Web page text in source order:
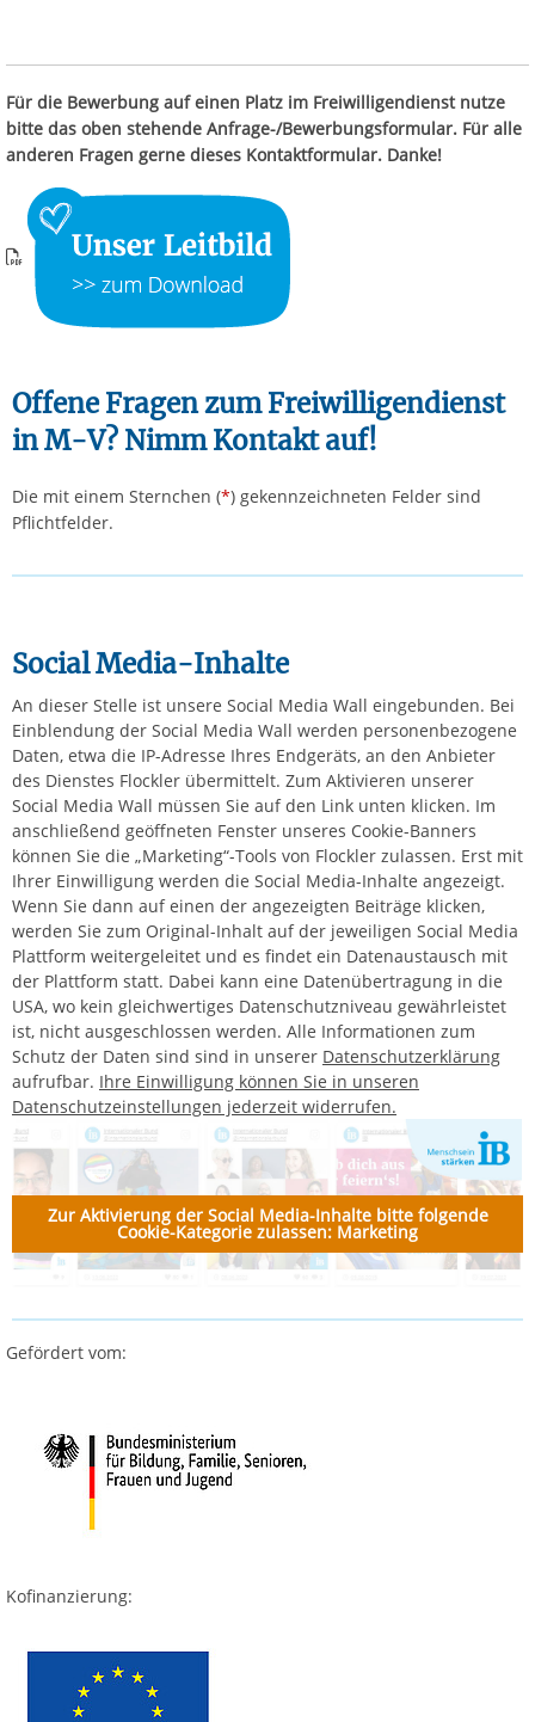
Für die Bewerbung auf einen Platz im Freiwilligendienst nutze
bitte das oben stehende Anfrage-/Bewerbungsformular. Für alle
anderen Fragen gerne dieses Kontaktformular. Danke!
Offene Fragen zum Freiwilligendienst
in M-V? Nimm Kontakt auf!
Die mit einem Sternchen (*) gekennzeichneten Felder sind
Pflichtfelder.
Social Media-Inhalte
An dieser Stelle ist unsere Social Media Wall eingebunden. Bei
Einblendung der Social Media Wall werden personenbezogene
Daten, etwa die IP-Adresse Ihres Endgeräts, an den Anbieter
des Dienstes Flockler übermittelt. Zum Aktivieren unserer
Social Media Wall müssen Sie auf den Link unten klicken. Im
anschließend geöffneten Fenster unseres Cookie-Banners
können Sie die „Marketing“-Tools von Flockler zulassen. Erst mit
Ihrer Einwilligung werden die Social Media-Inhalte angezeigt.
Wenn Sie dann auf einen der angezeigten Beiträge klicken,
werden Sie zum Original-Inhalt auf der jeweiligen Social Media
Plattform weitergeleitet und es findet ein Datenaustausch mit
der Plattform statt. Dabei kann eine Datenübertragung in die
USA, wo kein gleichwertiges Datenschutzniveau gewährleistet
ist, nicht ausgeschlossen werden. Alle Informationen zum
Schutz der Daten sind sind in unserer Datenschutzerklärung
aufrufbar. Ihre Einwilligung können Sie in unseren
Datenschutzeinstellungen jederzeit widerrufen.
Zur Aktivierung der Social Media-Inhalte bitte folgende
Cookie-Kategorie zulassen: Marketing
Gefördert vom:
Kofinanzierung: